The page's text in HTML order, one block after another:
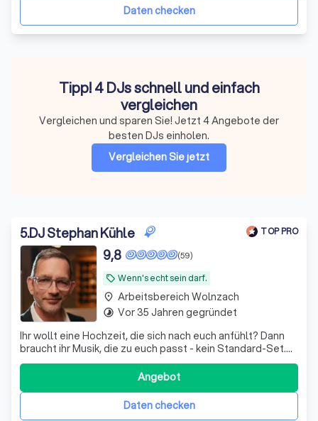
Daten checken
Tipp! 4 DJs schnell und einfach
vergleichen
Vergleichen und sparen Sie! Jetzt 4 Angebote der
besten DJs einholen.
Vergleichen Sie jetzt
5.DJ Stephan Kühle TOP PRO
local_offer Wenn's echt sein darf.
(59)
9,8
Ihr wollt eine Hochzeit, die sich nach euch anfühlt? Dann
braucht ihr Musik, die zu euch passt - kein Standard-Set.
Stilvoll, kreativ und mit Gespür für euch und den Moment.
Daten checken
Angebot
place Arbeitsbereich Wolnzach
timelapse Vor 35 Jahren gegründet